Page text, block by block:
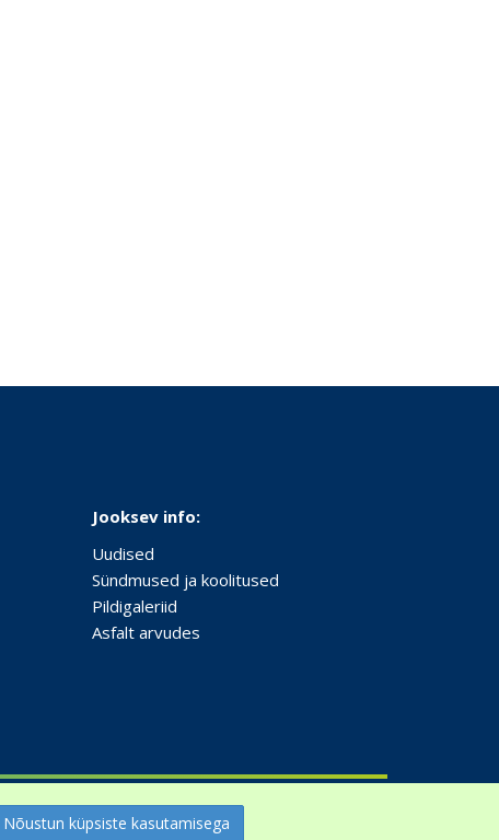
Jooksev info:
Uudised
Sündmused ja koolitused
Pildigaleriid
Asfalt arvudes